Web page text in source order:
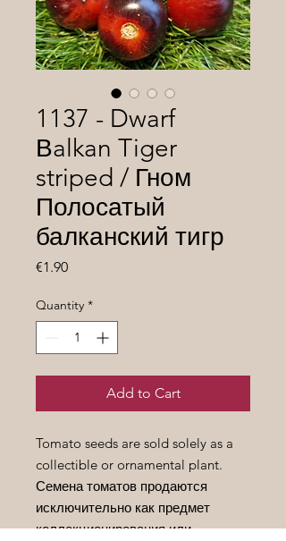
1137 - Dwarf
Вalkan Tiger
striped / Гном
Полосатый
балканский тигр
€1.90Price
Quantity *
Add to Cart
Tomato seeds are sold solely as a
collectible or ornamental plant.
Семена томатов продаются
исключительно как предмет
коллекционирования или